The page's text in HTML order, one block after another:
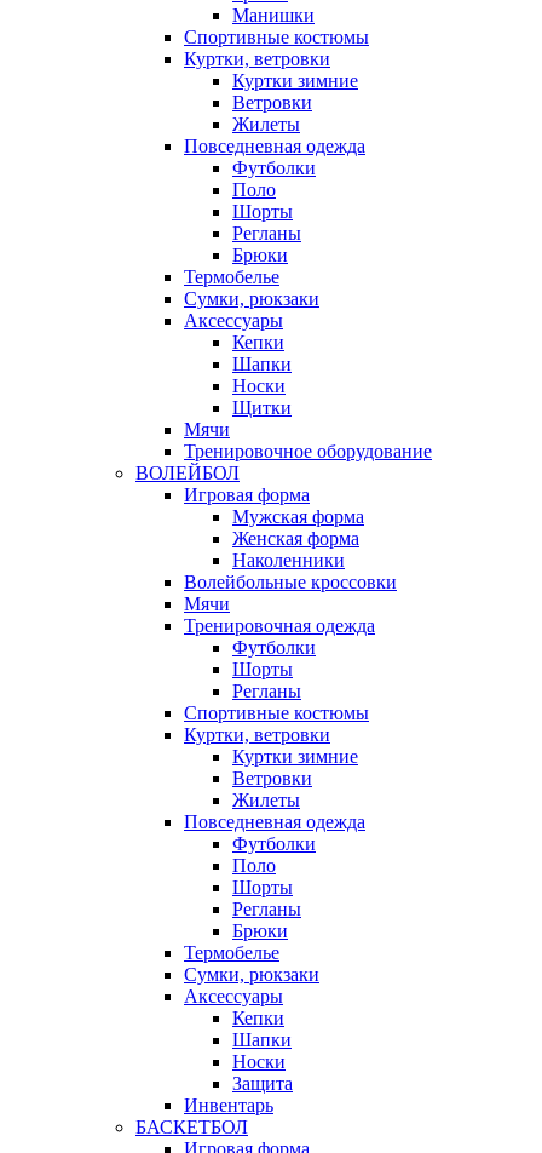
Манишки
Спортивные костюмы
Куртки, ветровки
Куртки зимние
Ветровки
Жилеты
Повседневная одежда
Футболки
Поло
Шорты
Регланы
Брюки
Термобелье
Сумки, рюкзаки
Аксессуары
Кепки
Шапки
Носки
Щитки
Мячи
Тренировочное оборудование
ВОЛЕЙБОЛ
Игровая форма
Мужская форма
Женская форма
Наколенники
Волейбольные кроссовки
Мячи
Тренировочная одежда
Футболки
Шорты
Регланы
Спортивные костюмы
Куртки, ветровки
Куртки зимние
Ветровки
Жилеты
Повседневная одежда
Футболки
Поло
Шорты
Регланы
Брюки
Термобелье
Сумки, рюкзаки
Аксессуары
Кепки
Шапки
Носки
Защита
Инвентарь
БАСКЕТБОЛ